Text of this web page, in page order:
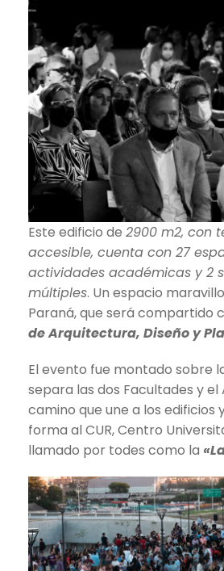
Este edificio de 2900 m2, con
accesible, cuenta con 27
actividades académicas y 2
múltiples. Un espacio
Paraná, que será compartido
de Arquitectura, Diseño y
El evento fue montado sobre
separa las dos Facultades y el
camino que une a los edificios
forma al CUR, Centro
llamado por todes como la